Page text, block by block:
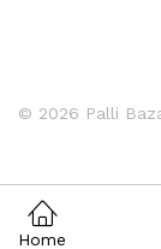
© 2026 Palli
Home